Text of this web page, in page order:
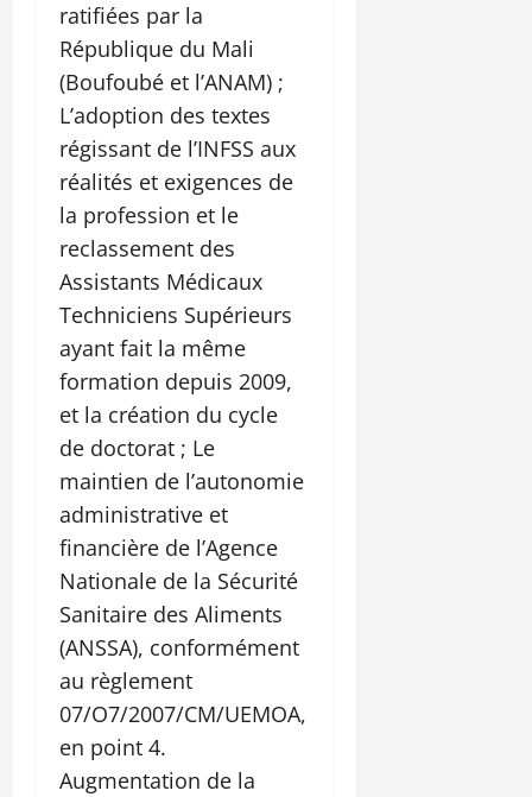
ratifiées par la
République du Mali
(Boufoubé et l’ANAM) ;
L’adoption des textes
régissant de l’INFSS aux
réalités et exigences de
la profession et le
reclassement des
Assistants Médicaux
Techniciens Supérieurs
ayant fait la même
formation depuis 2009,
et la création du cycle
de doctorat ; Le
maintien de l’autonomie
administrative et
financière de l’Agence
Nationale de la Sécurité
Sanitaire des Aliments
(ANSSA), conformément
au règlement
07/O7/2007/CM/UEMOA,
en point 4.
Augmentation de la